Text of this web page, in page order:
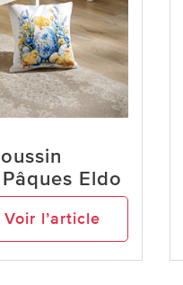
Eldo
Voir l’article